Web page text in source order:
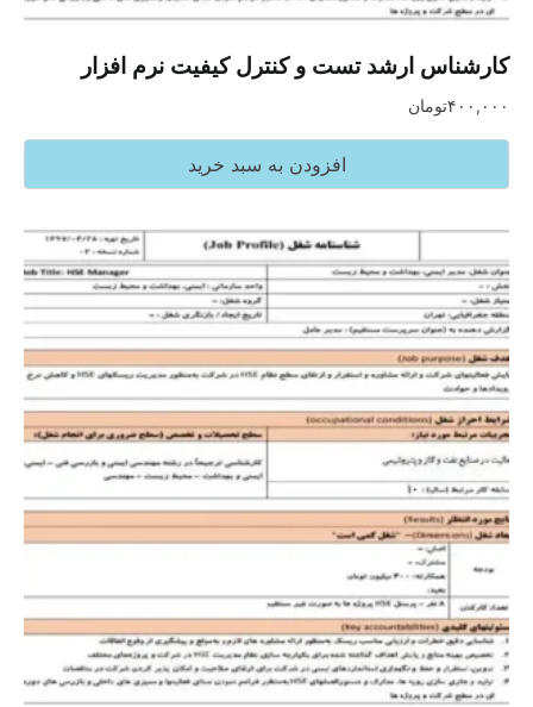
کارشناس ارشد تست و کنترل کیفیت نرم افزار
۴۰۰,۰۰۰تومان
افزودن به سبد خرید